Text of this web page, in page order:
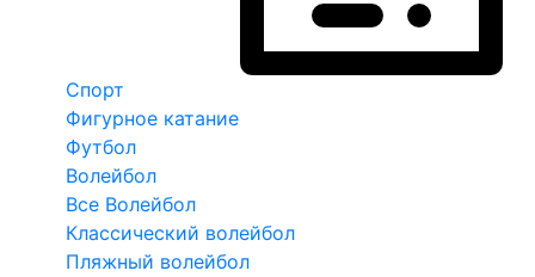
Спорт
Фигурное катание
Футбол
Волейбол
Все Волейбол
Классический волейбол
Пляжный волейбол